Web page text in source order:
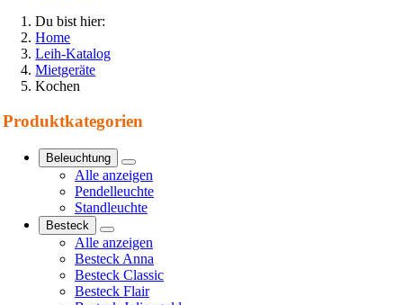
Du bist hier:
Home
Leih-Katalog
Mietgeräte
Kochen
Produkt­kategorien
Beleuchtung
Alle anzeigen
Pendelleuchte
Standleuchte
Besteck
Alle anzeigen
Besteck Anna
Besteck Classic
Besteck Flair